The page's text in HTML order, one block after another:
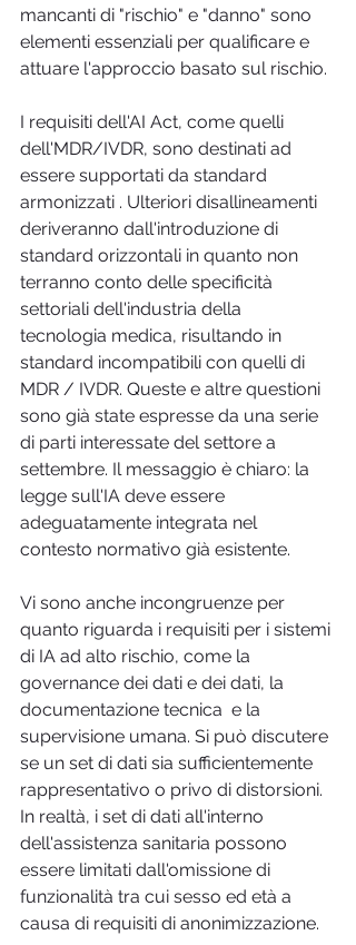
mancanti di "rischio" e "danno" sono
elementi essenziali per qualificare e
attuare l'approccio basato sul rischio.
I requisiti dell'AI Act, come quelli
dell'MDR/IVDR, sono destinati ad
essere supportati da standard
armonizzati . Ulteriori disallineamenti
deriveranno dall'introduzione di
standard orizzontali in quanto non
terranno conto delle specificità
settoriali dell'industria della
tecnologia medica, risultando in
standard incompatibili con quelli di
MDR / IVDR. Queste e altre questioni
sono già state espresse da una serie
di parti interessate del settore a
settembre. Il messaggio è chiaro: la
legge sull'IA deve essere
adeguatamente integrata nel
contesto normativo già esistente.
Vi sono anche incongruenze per
quanto riguarda i requisiti per i sistemi
di IA ad alto rischio, come la
governance dei dati e dei dati, la
documentazione tecnica  e la
supervisione umana. Si può discutere
se un set di dati sia sufficientemente
rappresentativo o privo di distorsioni.
In realtà, i set di dati all'interno
dell'assistenza sanitaria possono
essere limitati dall'omissione di
funzionalità tra cui sesso ed età a
causa di requisiti di anonimizzazione.